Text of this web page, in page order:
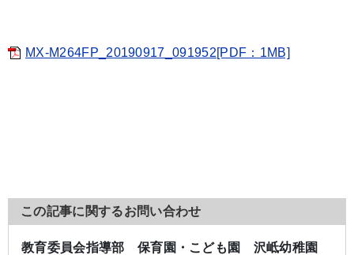
MX-M264FP_20190917_091952[PDF：1MB]
この記事に関するお問い合わせ
教育委員会指導部 保育園・こども園 沢岻幼稚園